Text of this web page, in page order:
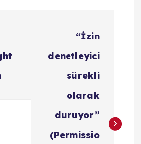
“İzin
denetleyici
sürekli
olarak
duruyor”
(Permissio